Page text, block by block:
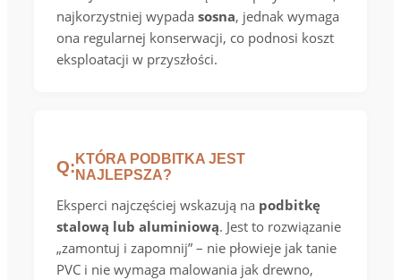
najkorzystniej wypada sosna, jednak wymaga
ona regularnej konserwacji, co podnosi koszt
eksploatacji w przyszłości.
Q: KTÓRA PODBITKA JEST
NAJLEPSZA?
Eksperci najczęściej wskazują na podbitkę
stalową lub aluminiową. Jest to rozwiązanie
„zamontuj i zapomnij” – nie płowieje jak tanie
PVC i nie wymaga malowania jak drewno,